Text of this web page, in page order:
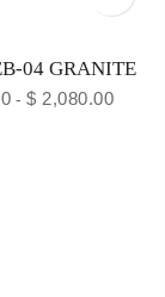
04 GRANITE
- $ 2,080.00